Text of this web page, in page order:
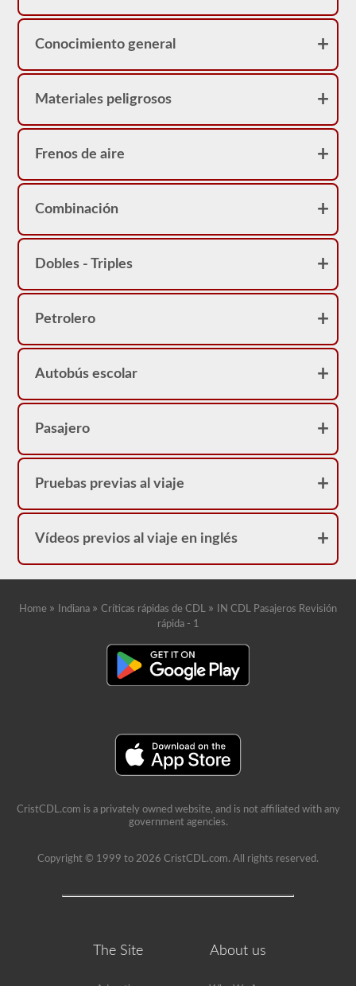
restricción
Clase
A".
Conocimiento general
Materiales peligrosos
Frenos de aire
Combinación
Dobles - Triples
Petrolero
Autobús escolar
Pasajero
Pruebas previas al viaje
Vídeos previos al viaje en inglés
Home » Indiana » Críticas rápidas de CDL »
IN CDL Pasajeros Revisión
rápida - 1
CristCDL.com is a privately owned website, and is not affiliated with any
government agencies.
Copyright © 1999 to 2026 CristCDL.com. All rights reserved.
The Site About us